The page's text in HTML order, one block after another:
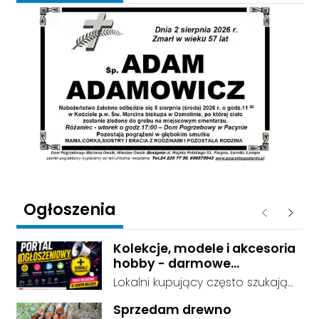
Ogłoszenia Poprzednie
Kolekcje, modele i akcesoria
hobby - darmowe
ogłoszenia, dodaj swoje za
Lokalni kupujący często szukają
Sprzedam drewno